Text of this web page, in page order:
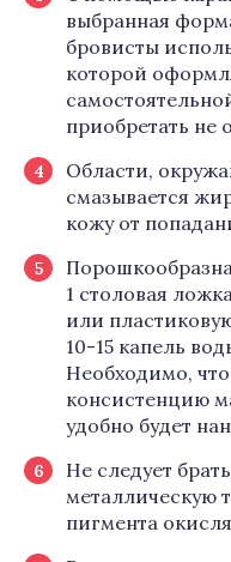
выбранная
бровисты
которой
приобретать не
Области,
смазывается
кожу от
1 столовая
или
10-15 капель
Необходимо,
консистенцию
удобно будет
Не следует
металлическую
пигмента